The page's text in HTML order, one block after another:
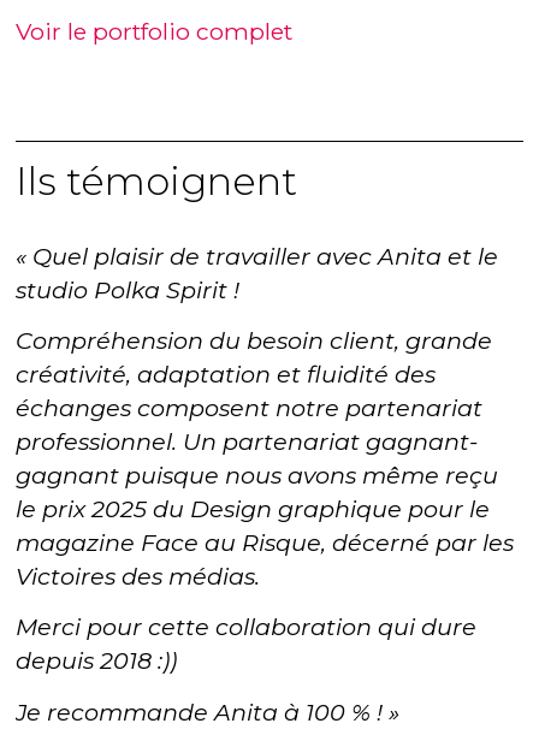
Voir le portfolio complet
Ils témoignent
« Quel plaisir de travailler avec Anita et le
studio Polka Spirit !
Compréhension du besoin client, grande
créativité, adaptation et fluidité des
échanges composent notre partenariat
professionnel. Un partenariat gagnant-
gagnant puisque nous avons même reçu
le prix 2025 du Design graphique pour le
magazine Face au Risque, décerné par les
Victoires des médias.
Merci pour cette collaboration qui dure
depuis 2018 :))
Je recommande Anita à 100 % ! »